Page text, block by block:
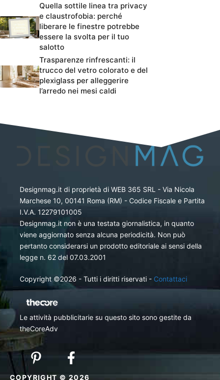
Quella sottile linea tra privacy
e claustrofobia: perché
liberare le finestre potrebbe
essere la svolta per il tuo
salotto
Trasparenze rinfrescanti: il
trucco del vetro colorato e del
plexiglass per alleggerire
l’arredo nei mesi caldi
Designmag.it di proprietà di WEB 365 SRL - Via Nicola
Marchese 10, 00141 Roma (RM) - Codice Fiscale e Partita
I.V.A. 12279101005
Designmag.it non è una testata giornalistica, in quanto
viene aggiornato senza alcuna periodicità. Non può
pertanto considerarsi un prodotto editoriale ai sensi della
legge n. 62 del 07.03.2001
Copyright ©2026 - Tutti i diritti riservati - Contattaci
Le attività pubblicitarie su questo sito sono gestite da
theCoreAdv
COPYRIGHT © 2026